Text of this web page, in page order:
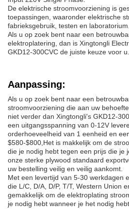
Toepassingen:
standaard exportpakket en kan
werkdagen, afhankelijk van de locatie.-
een leveringscapaciteit van 200 sets
De elektroplateringsploeg heeft
zoals kortsluitbescherming,
tekortbescherming en over/
waarborgen van de veiligheid van de
apparatuurDe ingangsspanning van
Input 220V Single Phase.
De elektrische stroomvoorziening is
toepassingen, waaronder elektrische
fabrieksgebruik, testen en laboratorium.
Als u op zoek bent naar een
elektroplatering, dan is Xingtongli
GKD12-300CVC de juiste keuze voor u.